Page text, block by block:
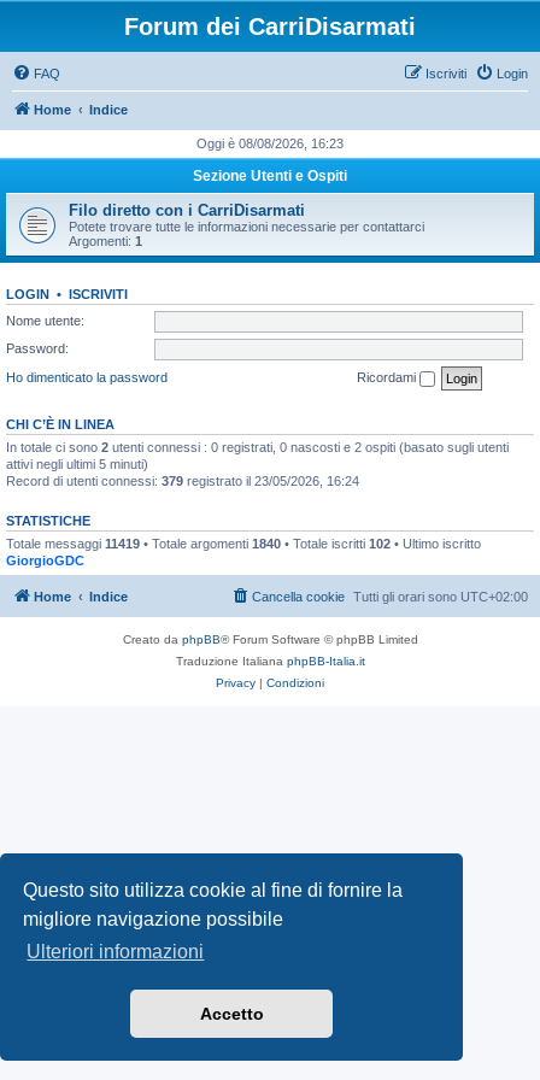
Questo sito utilizza cookie al fine di fornire la
migliore navigazione possibile
Ulteriori informazioni
Accetto
Forum dei CarriDisarmati
FAQ Login
Iscriviti
Home Indice
Oggi è 08/08/2026, 16:23
Sezione Utenti e Ospiti
Filo diretto con i CarriDisarmati
Potete trovare tutte le informazioni necessarie per contattarci
Argomenti: 1
LOGIN • ISCRIVITI
Nome utente:
Password:
Ho dimenticato la password
Ricordami
CHI C’È IN LINEA
In totale ci sono 2 utenti connessi : 0 registrati, 0 nascosti e 2 ospiti (basato sugli utenti
attivi negli ultimi 5 minuti)
Record di utenti connessi: 379 registrato il 23/05/2026, 16:24
STATISTICHE
Totale messaggi 11419 • Totale argomenti 1840 • Totale iscritti 102 • Ultimo iscritto
GiorgioGDC
Home Indice Tutti gli orari sono UTC+02:00
Cancella cookie
Creato da phpBB® Forum Software © phpBB Limited
Traduzione Italiana phpBB-Italia.it
Privacy | Condizioni